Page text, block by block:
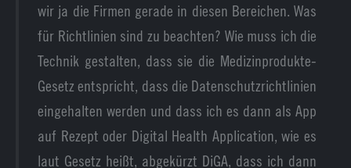
wir ja die Firmen gerade in diesen Bereichen. Was
für Richtlinien sind zu beachten? Wie muss ich die
Technik gestalten, dass sie die Medizinprodukte-
Gesetz entspricht, dass die Datenschutzrichtlinien
eingehalten werden und dass ich es dann als App
auf Rezept oder Digital Health Application, wie es
laut Gesetz heißt, abgekürzt DiGA, dass ich dann